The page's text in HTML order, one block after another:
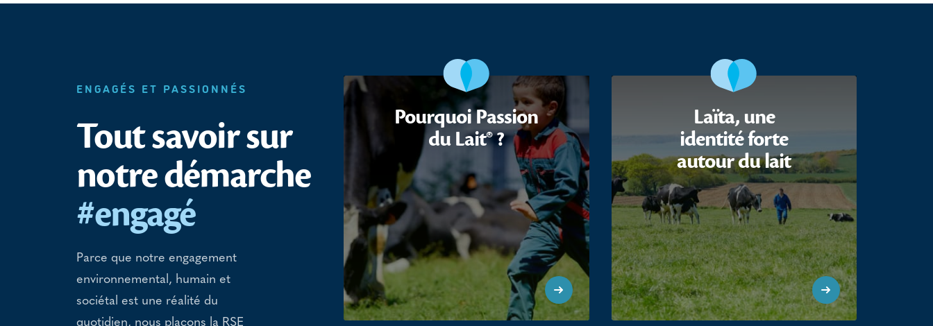
ENGAGÉS ET PASSIONNÉS
Tout savoir sur
notre démarche
#engagé
Parce que notre engagement
environnemental, humain et
sociétal est une réalité du
quotidien, nous plaçons la RSE
Pourquoi Passion
du Lait® ?
Laïta, une
identité forte
autour du lait